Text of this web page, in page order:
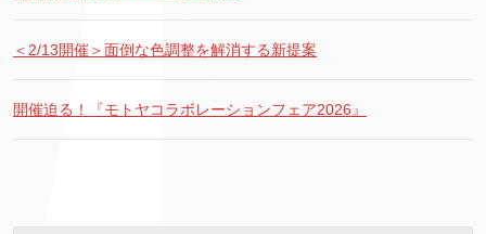
＜2/13開催＞面倒な色調整を解消する新提案
開催迫る！『モトヤコラボレーションフェア2026』